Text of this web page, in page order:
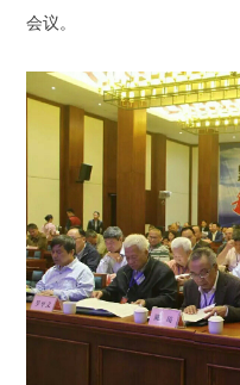
会议。